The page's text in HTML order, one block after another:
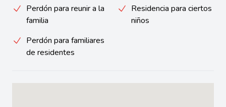
Perdón para reunir a la
familia
Residencia para ciertos
niños
Perdón para familiares
de residentes